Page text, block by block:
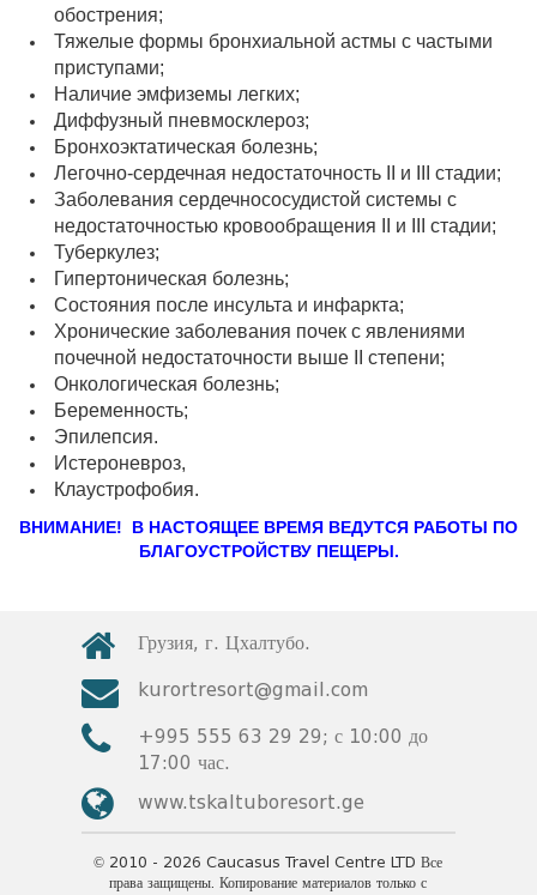
обострения;
Тяжелые формы бронхиальной астмы с частыми
приступами;
Наличие эмфиземы легких;
Диффузный пневмосклероз;
Бронхоэктатическая болезнь;
Легочно-сердечная недостаточность II и III стадии;
Заболевания сердечнососудистой системы с
недостаточностью кровообращения II и III стадии;
Туберкулез;
Гипертоническая болезнь;
Состояния после инсульта и инфаркта;
Хронические заболевания почек с явлениями
почечной недостаточности выше II степени;
Онкологическая болезнь;
Беременность;
Эпилепсия.
Истероневроз,
Клаустрофобия.
ВНИМАНИЕ! В НАСТОЯЩЕЕ ВРЕМЯ ВЕДУТСЯ РАБОТЫ ПО
БЛАГОУСТРОЙСТВУ ПЕЩЕРЫ.